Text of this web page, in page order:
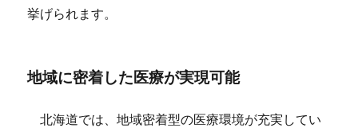
挙げられます。
地域に密着した医療が実現可能
北海道では、地域密着型の医療環境が充実してい